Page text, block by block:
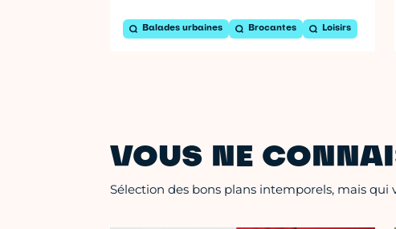
Balades urbaines Brocantes Loisirs
VOUS NE
Sélection des bons plans intemporels, mais qui